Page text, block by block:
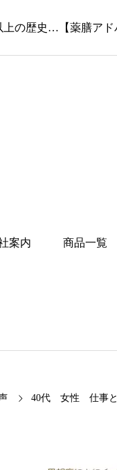
上の歴史…【薬膳ア
案内 商品一覧
40代 女性 仕事と